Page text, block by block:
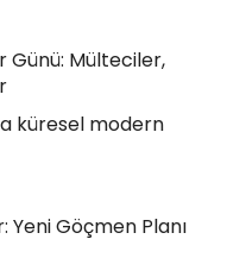
Günü: Mülteciler,
küresel modern
Yeni Göçmen Planı